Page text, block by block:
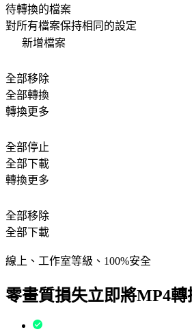
待轉換的檔案
對所有檔案保持相同的設定
新增檔案
全部移除
全部轉換
轉換更多
全部停止
全部下載
轉換更多
全部移除
全部下載
線上、工作室等級、100%安全
零畫質損失立即將MP4